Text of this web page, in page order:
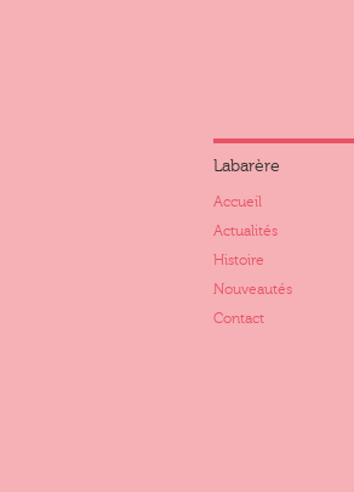
Labarère
Accueil
Actualités
Histoire
Nouveautés
Contact